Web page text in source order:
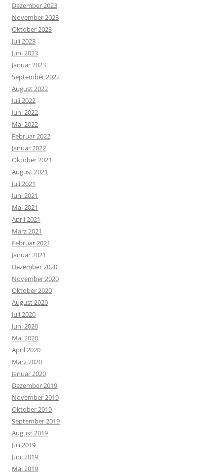
Dezember 2023
November 2023
Oktober 2023
Juli 2023
Juni 2023
Januar 2023
September 2022
August 2022
Juli 2022
Juni 2022
Mai 2022
Februar 2022
Januar 2022
Oktober 2021
August 2021
Juli 2021
Juni 2021
Mai 2021
April 2021
März 2021
Februar 2021
Januar 2021
Dezember 2020
November 2020
Oktober 2020
August 2020
Juli 2020
Juni 2020
Mai 2020
April 2020
März 2020
Januar 2020
Dezember 2019
November 2019
Oktober 2019
September 2019
August 2019
Juli 2019
Juni 2019
Mai 2019